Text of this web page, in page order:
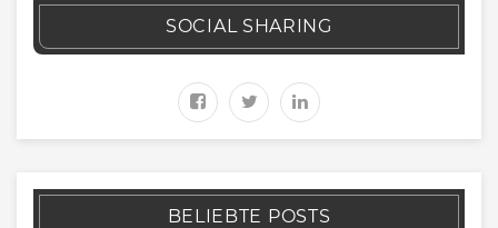
SOCIAL SHARING
BELIEBTE POSTS